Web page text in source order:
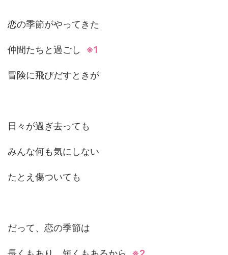
恋の季節がやってきた
仲間たちと過ごし ※1
冒険に飛びだすときが
日々が過ぎ去っても
みんな何も気にしない
たとえ傷ついても
だって、恋の季節は